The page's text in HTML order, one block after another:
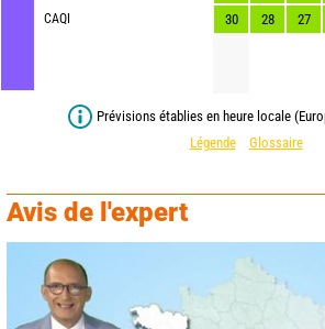
CAQI
30
28 27
Prévisions établies en heure locale
Légende
Glossaire
Avis de l'expert